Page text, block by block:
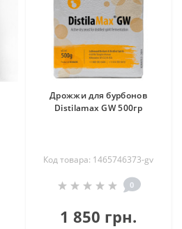
Дрожжи для бурбонов
Distilamax GW 500гр
Код товара: 1465746373-gv
0
1 850 грн.